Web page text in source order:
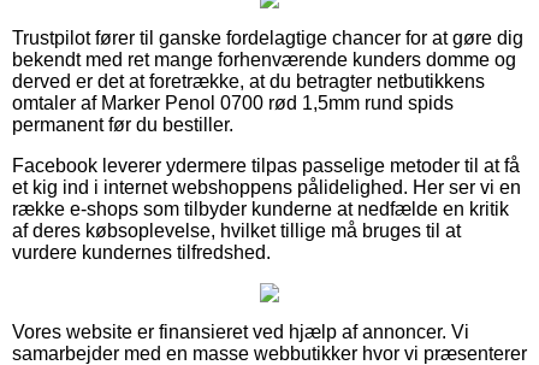
Trustpilot fører til ganske fordelagtige chancer for at gøre dig
bekendt med ret mange forhenværende kunders domme og
derved er det at foretrække, at du betragter netbutikkens
omtaler af Marker Penol 0700 rød 1,5mm rund spids
permanent før du bestiller.
Facebook leverer ydermere tilpas passelige metoder til at få
et kig ind i internet webshoppens pålidelighed. Her ser vi en
række e-shops som tilbyder kunderne at nedfælde en kritik
af deres købsoplevelse, hvilket tillige må bruges til at
vurdere kundernes tilfredshed.
Vores website er finansieret ved hjælp af annoncer. Vi
samarbejder med en masse webbutikker hvor vi præsenterer